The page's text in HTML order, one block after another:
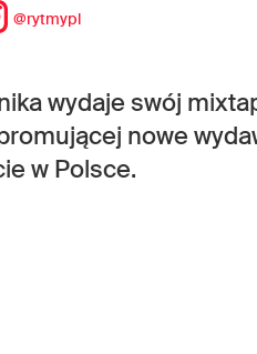
@rytmypl
wydaje swój
nowe
w Polsce.